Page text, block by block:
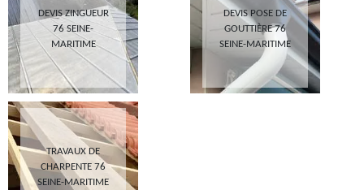
DEVIS ZINGUEUR
76 SEINE-
MARITIME
DEVIS POSE DE
GOUTTIÈRE 76
SEINE-MARITIME
TRAVAUX DE
CHARPENTE 76
SEINE-MARITIME